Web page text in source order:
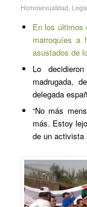
Homosexualidad,
En los últimos
marroquíes a
asustados de
Lo
madrugada,
delegada
“No más
más. Estoy
de un activista